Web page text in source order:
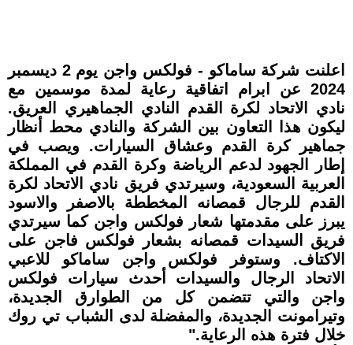
اعلنت شركة ساماكو - فولكس واجن يوم 2 ديسمبر
2024 عن ابرام اتفاقية رعاية لمدة موسمين مع
نادي الاتحاد لكرة القدم النادي الجماهيري العريق.
ليكون هذا التعاون بين الشركة والنادي محط أنظار
جماهير كرة القدم وعشاق السيارات. ويصب في
إطار الجهود لدعم الرياضة وكرة القدم في المملكة
العربية السعودية، وسيرتدي فريق نادي الاتحاد لكرة
القدم للرجال قمصانه المخططة بالاصفر والاسود
يبرز على مقدمتها شعار فولكس واجن كما سيرتدي
فريق السيدات قمصانه بشعار فولكس فاجن على
الاكتاف. وستوفر فولكس واجن ساماكو للاعبي
الاتحاد الرجال والسيدات أحدث سيارات فولكس
واجن والتي تتضمن كل من الطوارق الجديدة،
وتيرامونت الجديدة، والمفضلة لدى الشباب تي روك
خلال فترة هذه الرعاية."